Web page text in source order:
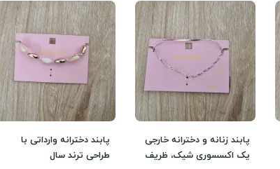
پابند زنانه و دخترانه خارجی
یک اکسسوری شیک، ظریف
پابند دخترانه وارداتی با
طراحی ترند سال